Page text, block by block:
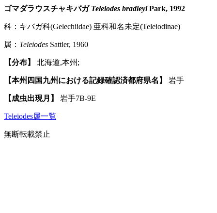
ゴマダラウスチャキバガ Teleiodes bradleyiPark, 1992
科：キバガ科(Gelechiidae) 亜科和名未定(Teleiodinae)
属： Teleiodes Sattler, 1960
【分布】 北海道,本州;
【本州四国九州における記録確認済都府県名】 岩手
【成虫出現月】 岩手7B-9E
Teleiodes属一覧
無断転載禁止